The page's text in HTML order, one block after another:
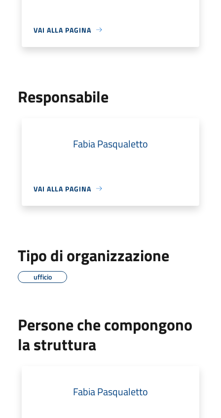
VAI ALLA PAGINA
Responsabile
Fabia Pasqualetto
VAI ALLA PAGINA
Tipo di organizzazione
ufficio
Persone che compongono
la struttura
Fabia Pasqualetto